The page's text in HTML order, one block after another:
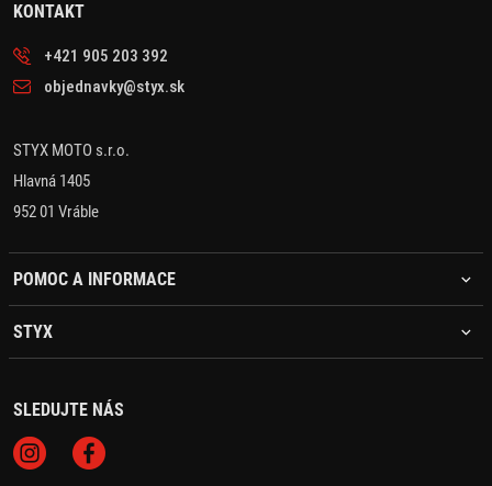
KONTAKT
+421 905 203 392
objednavky@styx.sk
STYX MOTO s.r.o.
Hlavná 1405
952 01 Vráble
POMOC A INFORMACE
STYX
SLEDUJTE NÁS